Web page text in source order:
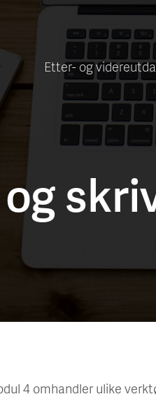
Etter- og
4 omhandler ulike